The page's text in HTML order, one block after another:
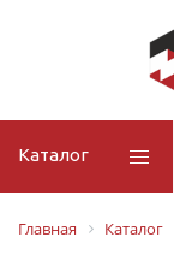
Каталог
Главная
Каталог